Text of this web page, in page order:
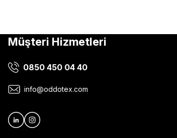
Ürün resmi kalitesiz, bozuk veya
Ürün bilgilerinde hatalar bulunuyor.
Müşteri Hizmetleri
0850 450 04 40
info@oddotex.com